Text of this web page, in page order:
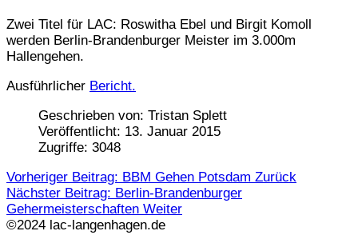
Zwei Titel für LAC: Roswitha Ebel und Birgit Komoll
werden Berlin-Brandenburger Meister im 3.000m
Hallengehen.
Ausführlicher Bericht.
Geschrieben von: Tristan Splett
Veröffentlicht: 13. Januar 2015
Zugriffe: 3048
Vorheriger Beitrag: BBM Gehen Potsdam Zurück
Nächster Beitrag: Berlin-Brandenburger
Gehermeisterschaften Weiter
©2024 lac-langenhagen.de